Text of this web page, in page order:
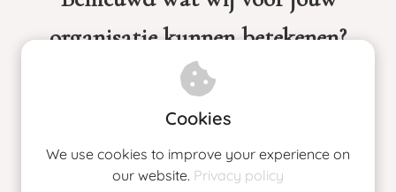
organisatie kunnen betekenen?
Laten we kennismaken en plan hier jouw
Discovery Call
Discovery Call
Cookies
We use cookies to improve your experience on
our website. Privacy policy